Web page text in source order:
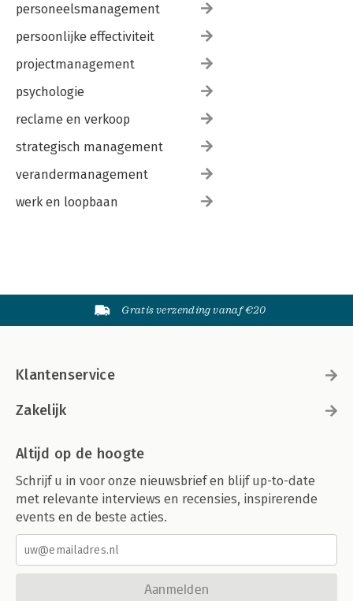
personeelsmanagement
persoonlijke effectiviteit
projectmanagement
psychologie
reclame en verkoop
strategisch management
verandermanagement
werk en loopbaan
Gratis verzending vanaf €20
Klantenservice
Zakelijk
Altijd op de hoogte
Schrijf u in voor onze nieuwsbrief en blijf up-to-date
met relevante interviews en recensies, inspirerende
events en de beste acties.
Aanmelden